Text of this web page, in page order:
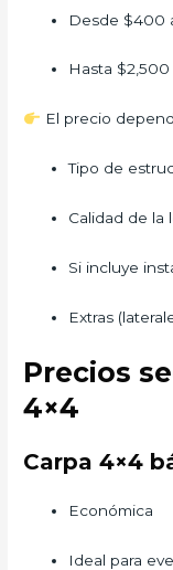
Desde $400
Hasta
El precio
Tipo de
Calidad de la
Si incluye
Extras
Precios
4×4
Carpa 4×4
Económica
Ideal para